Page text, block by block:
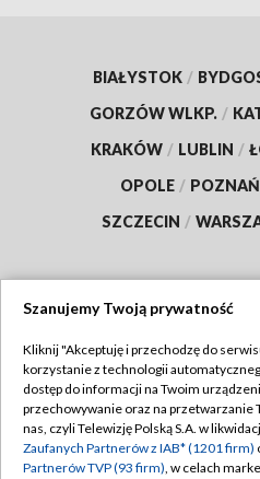
BIAŁYSTOK /
GORZÓW WLKP. /
KRAKÓW / LUBLIN /
OPOLE / POZNAŃ
SZCZECIN /
Abonament TVP
Emisja w TVP
Polityka
Szanujemy Twoją prywatność
Kliknij "Akceptuję i przechodzę do
korzystanie z technologii
dostęp do informacji na Twoim
przechowywanie oraz na przetwarzanie
nas, czyli Telewizję Polską S.A. w
Zaufanych Partnerów z IAB* (1201 firm)
Partnerów TVP (93 firm), w celach